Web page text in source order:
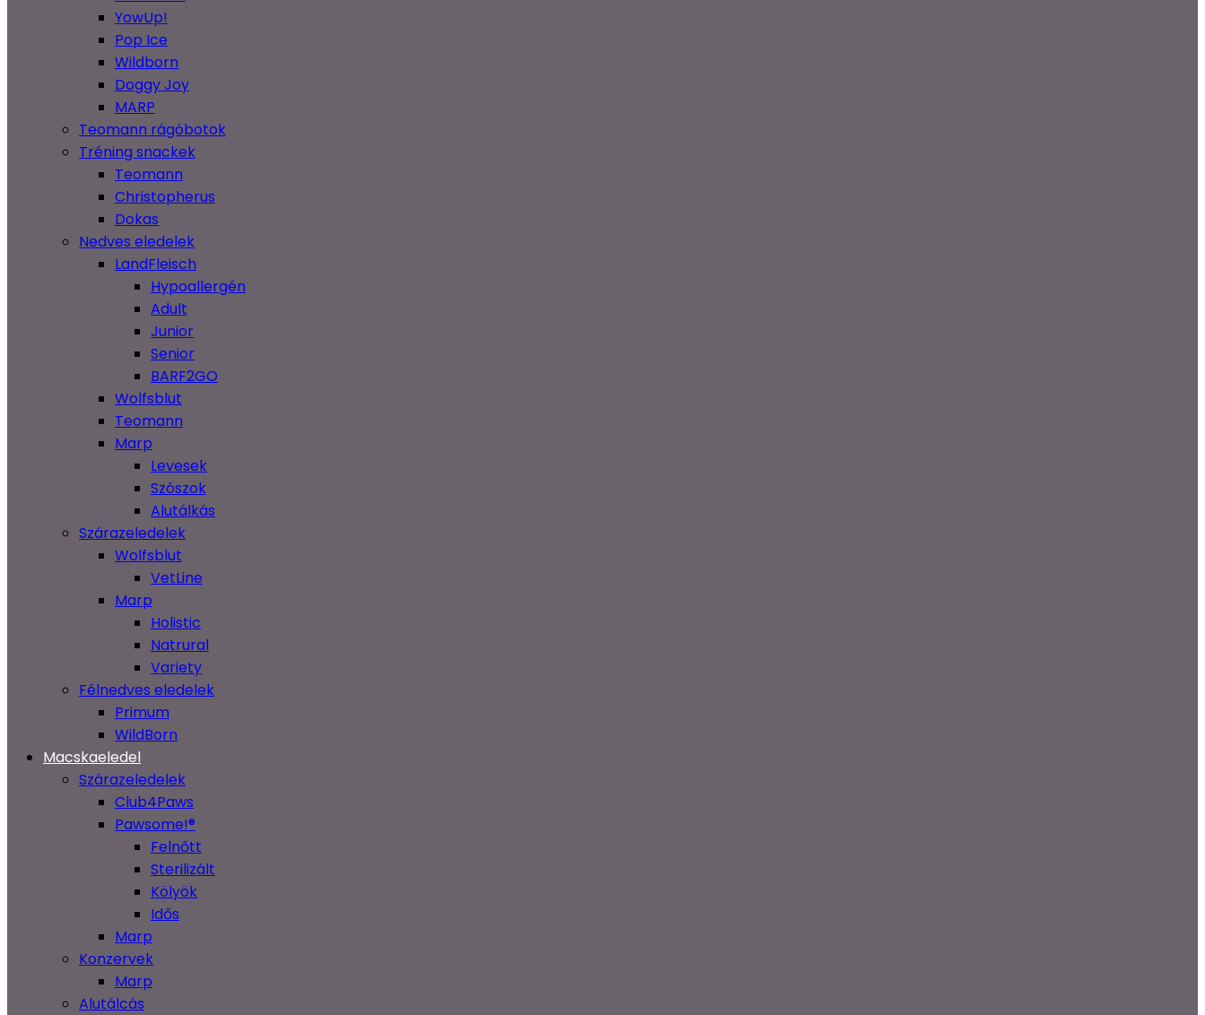
YowUp!
Pop Ice
Wildborn
Doggy Joy
MARP
Teomann rágóbotok
Tréning snackek
Teomann
Christopherus
Dokas
Nedves eledelek
LandFleisch
Hypoallergén
Adult
Junior
Senior
BARF2GO
Wolfsblut
Teomann
Marp
Levesek
Szószok
Alutálkás
Szárazeledelek
Wolfsblut
VetLine
Marp
Holistic
Natrural
Variety
Félnedves eledelek
Primum
WildBorn
Macskaeledel
Szárazeledelek
Club4Paws
Pawsome!®
Felnőtt
Sterilizált
Kölyök
Idős
Marp
Konzervek
Marp
Alutálcás